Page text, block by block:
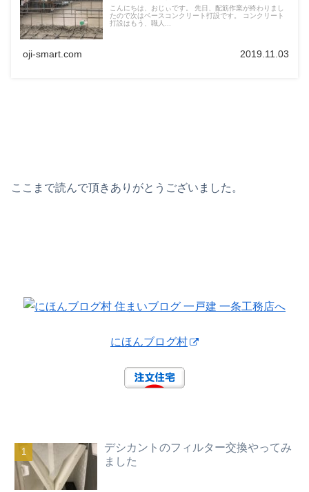
こんにちは、おじぃです。 先日、配筋作業が終わりまし
たので次はベースコンクリート打設です。 コンクリート
打設はもう、職人...
oji-smart.com 2019.11.03
ここまで読んで頂きありがとうございました。
にほんブログ村
デシカントのフィルター交換やってみ
ました